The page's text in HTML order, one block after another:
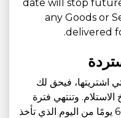
date will stop
any Goods or
delivered
اشتريتها، فيحق لك
من تاريخ الاستلام. وتنتهي فترة
الإرجاع البالغة 60 يومًا بعد مرور 60 يومًا من اليوم الذي تأخذ